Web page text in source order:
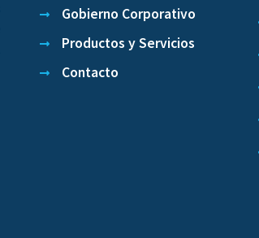
Gobierno Corporativo
Productos y Servicios
Contacto